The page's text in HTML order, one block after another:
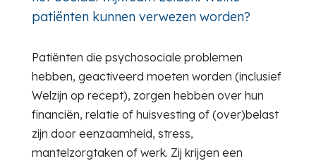
patiënten kunnen verwezen worden?
Patiënten die psychosociale problemen
hebben, geactiveerd moeten worden (inclusief
Welzijn op recept), zorgen hebben over hun
financiën, relatie of huisvesting of (over)belast
zijn door eenzaamheid, stress,
mantelzorgtaken of werk. Zij krijgen een